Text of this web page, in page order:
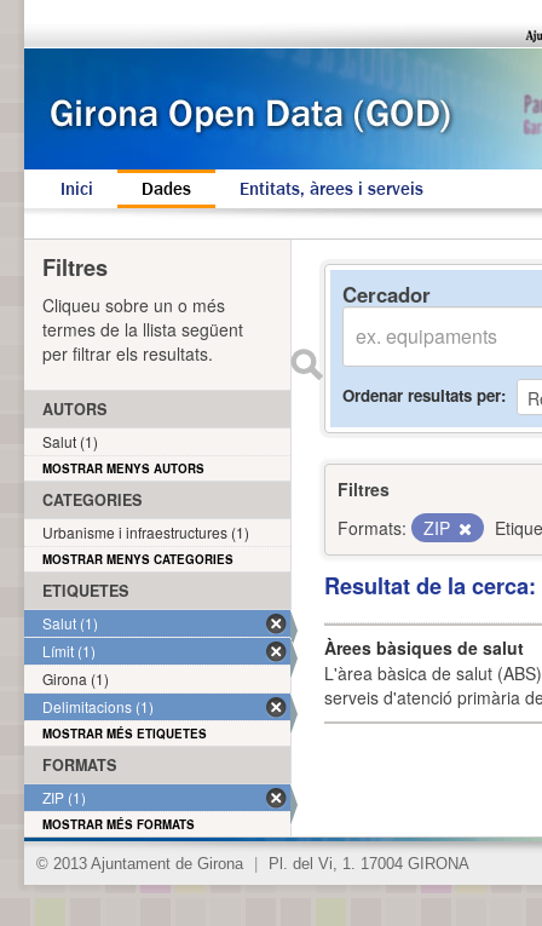
Inici Dades Entitats, àrees i serveis
Cercador
Ordenar resultats per
Filtres
Formats:
ZIP
Resultat de la
Àrees bàsiques de salut
L'àrea bàsica de salut
serveis d'atenció primària
Filtres
Cliqueu sobre un o més
termes de la llista següent
per filtrar els resultats.
AUTORS
Salut (1)
MOSTRAR MENYS AUTORS
CATEGORIES
Urbanisme i infraestructures (1)
MOSTRAR MENYS CATEGORIES
ETIQUETES
Salut (1)
Límit (1)
Girona (1)
Delimitacions (1)
MOSTRAR MÉS ETIQUETES
FORMATS
ZIP (1)
MOSTRAR MÉS FORMATS
© 2013 Ajuntament de Girona Pl. del Vi, 1. 17004 GIRONA